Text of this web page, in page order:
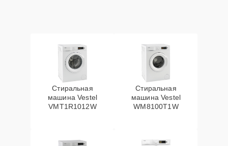
Стиральная
машина Vestel
VMT1R1012W
Стиральная
машина Vestel
WM8100T1W